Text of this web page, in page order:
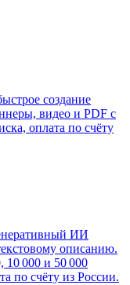
создание
видео и PDF с
оплата по счёту
ИИ
описанию.
000 и 50 000
по счёту из России.